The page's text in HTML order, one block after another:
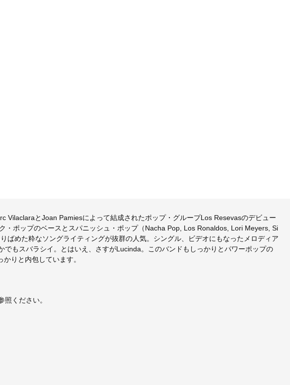
VilaclaraとJoan Pamiesによって結成されたポップ・グループLos Resevasのデビュー
・ポップのベースとスパニッシュ・ポップ（Nacha Pop, Los Ronaldos, Lori Meyers, Si
ばめた粋なソングライティングが抜群の人気。シングル、ビデオにもなったメロディア
もスバラシイ。とはいえ、さすがLucinda。このバンドもしっかりとパワーポップの
りと内包しています。
照ください。